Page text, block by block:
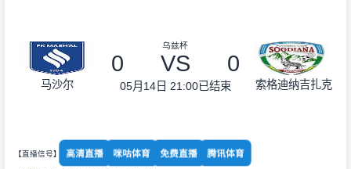
马沙尔
乌兹杯
0 VS 0
05月14日 21:00已结束 索格迪纳吉扎克
【直播信号】 高清直播 咪咕体育 免费直播 腾讯体育